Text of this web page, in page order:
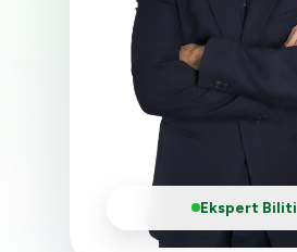
Ekspert Biliti